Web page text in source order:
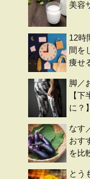
美容
12時
間を
痩せ
脚／
【
に？】
なす
おす
を比
とう